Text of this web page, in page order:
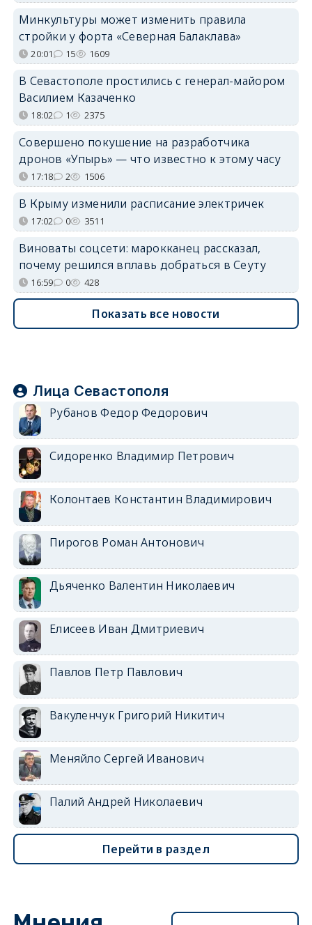
Минкультуры может изменить правила
стройки у форта «Северная Балаклава»
20:01 15 1609
В Севастополе простились с генерал-майором
Василием Казаченко
18:02 1 2375
Совершено покушение на разработчика
дронов «Упырь» — что известно к этому часу
17:18 2 1506
В Крыму изменили расписание электричек
17:02 0 3511
Виноваты соцсети: марокканец рассказал,
почему решился вплавь добраться в Сеуту
16:59 0 428
Показать все новости
Лица Севастополя
Рубанов Федор Федорович
Сидоренко Владимир Петрович
Колонтаев Константин Владимирович
Пирогов Роман Антонович
Дьяченко Валентин Николаевич
Елисеев Иван Дмитриевич
Павлов Петр Павлович
Вакуленчук Григорий Никитич
Меняйло Сергей Иванович
Палий Андрей Николаевич
Перейти в раздел